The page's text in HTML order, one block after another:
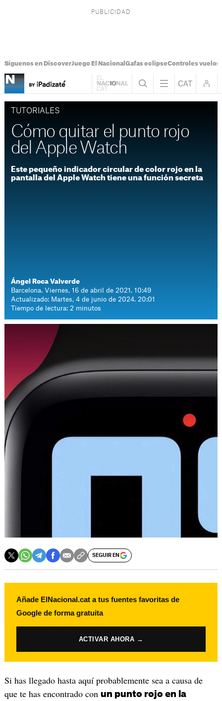
Síguenos en DiscoverJuego El Nacional Gafas eclipseControles vuelos
TUTORIALES
Cómo quitar el punto rojo
del Apple Watch
Este pequeño indicador circular de color rojo en la
pantalla del Apple Watch tiene una función secreta
Ángel Roca Valverde
Barcelona. Viernes, 16 de abril de 2021. 10:49
Actualizado: Martes, 4 de junio de 2024. 20:01
Tiempo de lectura: 2 minutos
SEGUIR EN
Añade ElNacional.cat a tus fuentes favoritas de
Google de forma gratuita
ACTIVAR AHORA →
Si has llegado hasta aquí probablemente sea a causa de
que te has encontrado con un punto rojo en la